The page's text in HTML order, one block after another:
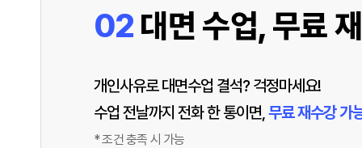
02 대면 수업, 무료
개인사유로 대면수업 결석? 걱정마세요!
수업 전날까지 전화 한 통이면,무료 재수강 가
* 조건 충족 시 가능